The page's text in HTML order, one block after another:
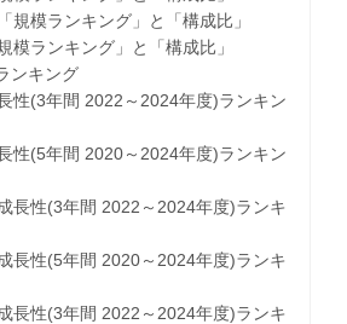
模ランキング」と「構成比」
ランキング」と「構成比」
ンキング
(3年間 2022～2024年度)ランキン
(5年間 2020～2024年度)ランキン
性(3年間 2022～2024年度)ランキ
性(5年間 2020～2024年度)ランキ
性(3年間 2022～2024年度)ランキ